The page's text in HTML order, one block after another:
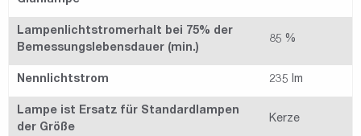
Lampenlichtstromerhalt bei 75% der
Bemessungslebensdauer (min.)
85 %
Nennlichtstrom 235 lm
Lampe ist Ersatz für Standardlampen
der Größe
Kerze